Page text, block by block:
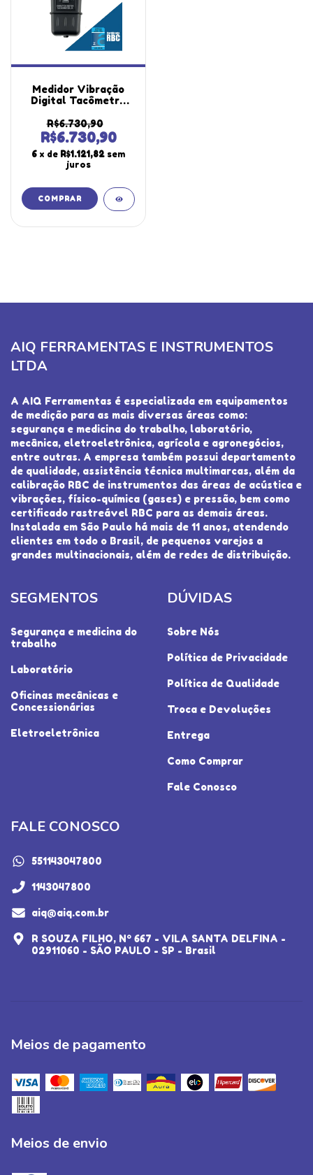
Medidor Vibração
Digital Tacômetro
Velocidade
Aceleração
Datalogger Mv-690
Portátil Instrutherm
Certificado
R$6.730,90
R$6.730,90
6 x de R$1.121,82 sem
juros
AIQ FERRAMENTAS E INSTRUMENTOS
LTDA
A AIQ Ferramentas é especializada em equipamentos
de medição para as mais diversas áreas como:
segurança e medicina do trabalho, laboratório,
mecânica, eletroeletrônica, agrícola e agronegócios,
entre outras. A empresa também possui departamento
de qualidade, assistência técnica multimarcas, além da
calibração RBC de instrumentos das áreas de acústica e
vibrações, físico-química (gases) e pressão, bem como
certificado rastreável RBC para as demais áreas.
Instalada em São Paulo há mais de 11 anos, atendendo
clientes em todo o Brasil, de pequenos varejos a
grandes multinacionais, além de redes de distribuição.
SEGMENTOS
Segurança e medicina do
trabalho
Laboratório
Oficinas mecânicas e
Concessionárias
Eletroeletrônica
DÚVIDAS
Sobre Nós
Política de Privacidade
Política de Qualidade
Troca e Devoluções
Entrega
Como Comprar
Fale Conosco
FALE CONOSCO
551143047800
1143047800
aiq@aiq.com.br
R SOUZA FILHO, Nº 667 - VILA SANTA DELFINA -
02911060 - SÃO PAULO - SP - Brasil
Meios de pagamento
Meios de envio